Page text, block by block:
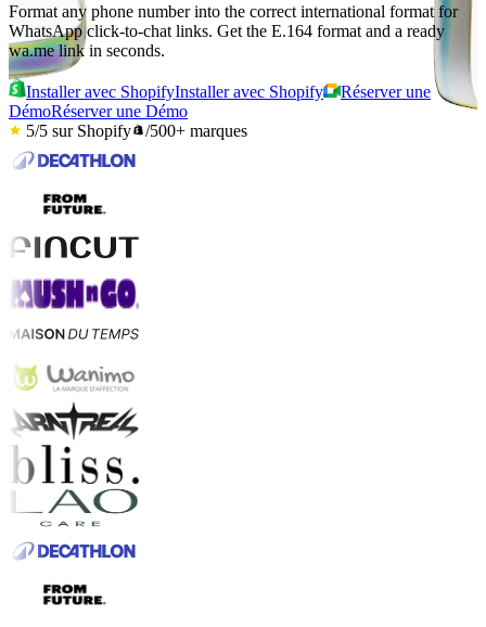
Format any phone number into the correct international format for
WhatsApp click-to-chat links. Get the E.164 format and a ready
wa.me link in seconds.
Installer avec ShopifyInstaller avec Shopify
Réserver une
DémoRéserver une Démo
5/5 sur Shopify /500+ marques